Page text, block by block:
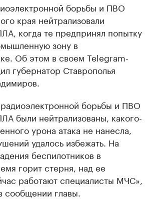
борьбы и ПВО
края нейтрализовали
когда те предпринял попытку
зону в
Об этом в своем Telegram-
губернатор Ставрополья
борьбы и ПВО
были нейтрализованы, какого-
урона атака не нанесла,
удалось избежать. На
беспилотников в
горит стерня, над ее
работают специалисты МЧС»,
сообщении главы.